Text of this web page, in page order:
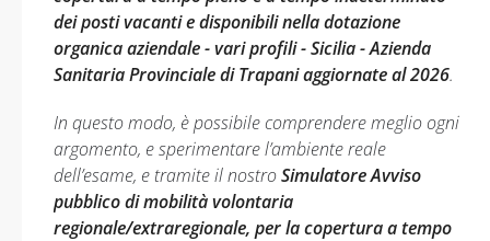
dei posti vacanti e disponibili nella dotazione
organica aziendale - vari profili - Sicilia - Azienda
Sanitaria Provinciale di Trapani aggiornate al 2026.
In questo modo, è possibile comprendere meglio ogni
argomento, e sperimentare l’ambiente reale
dell’esame, e tramite il nostroSimulatore Avviso
pubblico di mobilità volontaria
regionale/extraregionale, per la copertura a tempo